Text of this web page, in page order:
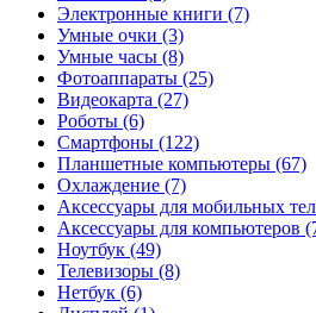
Электронные книги (7)
Умные очки (3)
Умные часы (8)
Фотоаппараты (25)
Видеокарта (27)
Роботы (6)
Смартфоны (122)
Планшетные компьютеры (67)
Охлаждение (7)
Аксессуары для мобильных
Аксессуары для компьютеров
Ноутбук (49)
Телевизоры (8)
Нетбук (6)